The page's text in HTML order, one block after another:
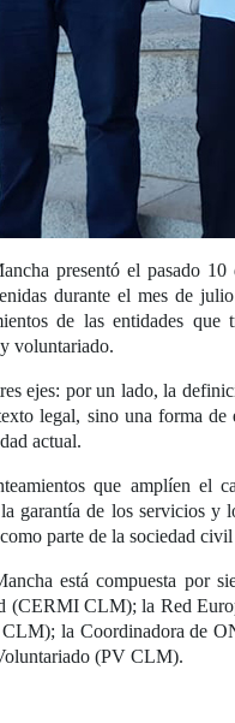
presentó el pasado
durante el mes de
de las entidades
voluntariado.
ejes: por un lado, la
legal, sino una forma
actual.
que amplíen el
garantía de los servicios
parte de la sociedad
está compuesta por
(CERMI CLM); la Red
la Coordinadora de
(PV CLM).